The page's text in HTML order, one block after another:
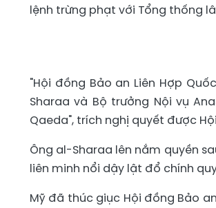
lệnh trừng phạt với Tổng thống
"Hội đồng Bảo an Liên Hợp
Sharaa và Bộ trưởng Nội vụ
Qaeda", trích nghị quyết được
Ông al-Sharaa lên nắm quyền
liên minh nổi dậy lật đổ chính
Mỹ đã thúc giục Hội đồng Bảo